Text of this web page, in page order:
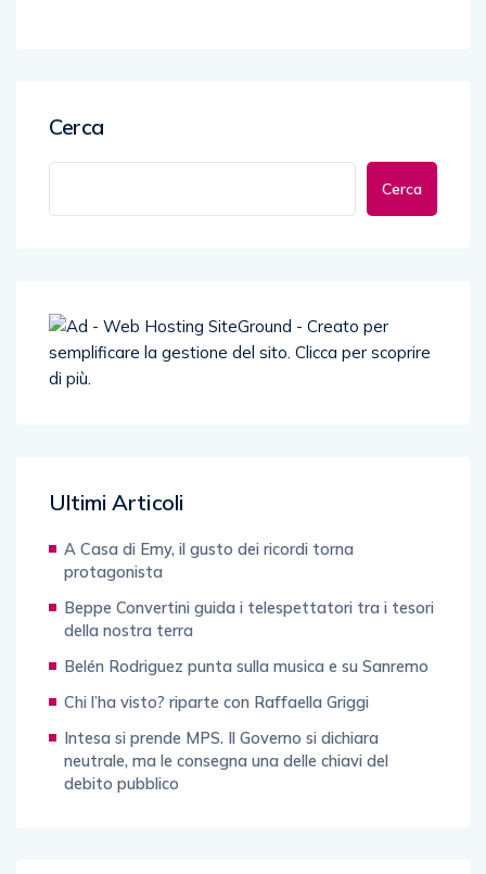
Cerca
Cerca
Ultimi Articoli
A Casa di Emy, il gusto dei ricordi torna
protagonista
Beppe Convertini guida i telespettatori tra i tesori
della nostra terra
Belén Rodriguez punta sulla musica e su Sanremo
Chi l’ha visto? riparte con Raffaella Griggi
Intesa si prende MPS. Il Governo si dichiara
neutrale, ma le consegna una delle chiavi del
debito pubblico